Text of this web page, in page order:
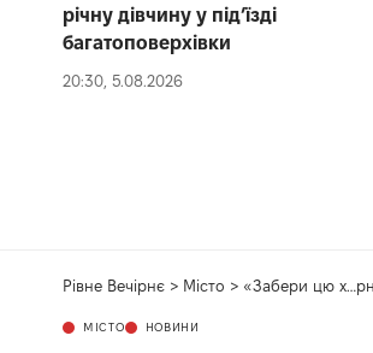
річну дівчину у під’їзді
багатоповерхівки
20:30, 5.08.2026
Рівне Вечірнє > Місто > «Забери цю
МІСТО НОВИНИ